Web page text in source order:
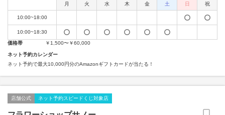
月
火 水 木 金 土 日 祝
10:00~18:00
10:00~18:30
価格帯
￥1,500〜￥60,000
ネット予約カレンダー
ネット予約で最大10,000円分のAmazonギフトカードが当たる！
店舗公式 ネット予約スピードくじ対象店